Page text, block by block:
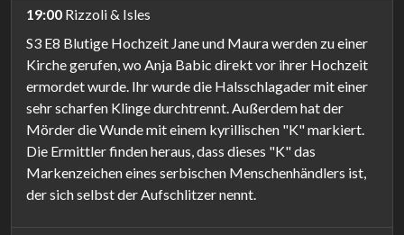
19:00 Rizzoli & Isles
S3 E8 Blutige Hochzeit Jane und Maura werden zu einer
Kirche gerufen, wo Anja Babic direkt vor ihrer Hochzeit
ermordet wurde. Ihr wurde die Halsschlagader mit einer
sehr scharfen Klinge durchtrennt. Außerdem hat der
Mörder die Wunde mit einem kyrillischen "K" markiert.
Die Ermittler finden heraus, dass dieses "K" das
Markenzeichen eines serbischen Menschenhändlers ist,
der sich selbst der Aufschlitzer nennt.